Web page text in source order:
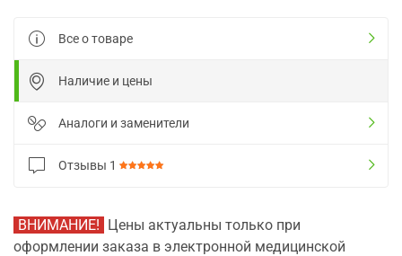
Все о товаре
Наличие и цены
Аналоги и заменители
Отзывы 1
ВНИМАНИЕ! Цены актуальны только при
оформлении заказа в электронной медицинской